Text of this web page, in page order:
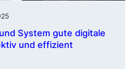
System gute digitale
und effizient